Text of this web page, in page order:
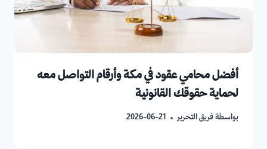
أفضل محامي عقود في مكة وأرقام التواصل معه
لحماية حقوقك القانونية
بواسطةفريق التحرير 2026-06-21